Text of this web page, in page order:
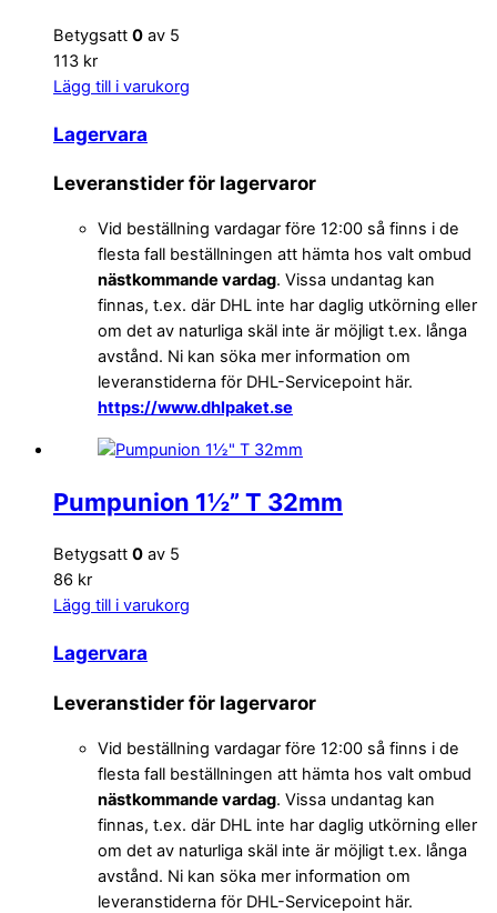
Betygsatt 0 av 5
113 kr
Lägg till i varukorg
Lagervara
Leveranstider för lagervaror
Vid beställning vardagar före 12:00 så finns i de
flesta fall beställningen att hämta hos valt ombud
nästkommande vardag. Vissa undantag kan
finnas, t.ex. där DHL inte har daglig utkörning eller
om det av naturliga skäl inte är möjligt t.ex. långa
avstånd. Ni kan söka mer information om
leveranstiderna för DHL-Servicepoint här.
https://www.dhlpaket.se
Pumpunion 1½” T 32mm
Betygsatt 0 av 5
86 kr
Lägg till i varukorg
Lagervara
Leveranstider för lagervaror
Vid beställning vardagar före 12:00 så finns i de
flesta fall beställningen att hämta hos valt ombud
nästkommande vardag. Vissa undantag kan
finnas, t.ex. där DHL inte har daglig utkörning eller
om det av naturliga skäl inte är möjligt t.ex. långa
avstånd. Ni kan söka mer information om
leveranstiderna för DHL-Servicepoint här.